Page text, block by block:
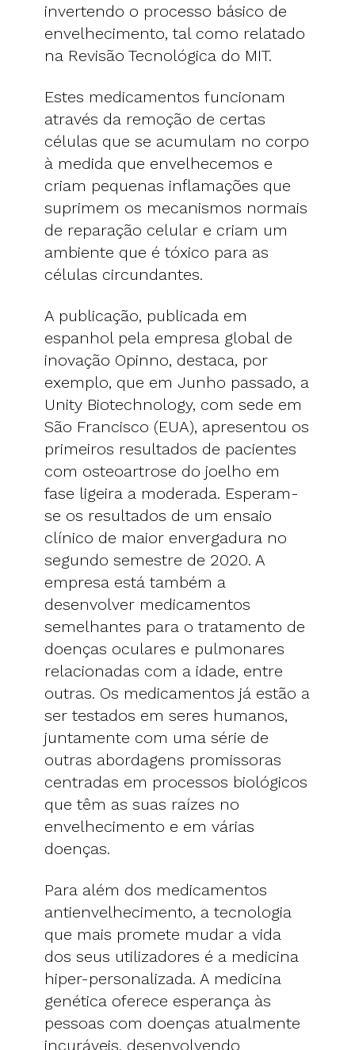
invertendo o processo básico de
envelhecimento, tal como relatado
na Revisão Tecnológica do MIT.
Estes medicamentos funcionam
através da remoção de certas
células que se acumulam no corpo
à medida que envelhecemos e
criam pequenas inflamações que
suprimem os mecanismos normais
de reparação celular e criam um
ambiente que é tóxico para as
células circundantes.
A publicação, publicada em
espanhol pela empresa global de
inovação Opinno, destaca, por
exemplo, que em Junho passado, a
Unity Biotechnology, com sede em
São Francisco (EUA), apresentou os
primeiros resultados de pacientes
com osteoartrose do joelho em
fase ligeira a moderada. Esperam-
se os resultados de um ensaio
clínico de maior envergadura no
segundo semestre de 2020. A
empresa está também a
desenvolver medicamentos
semelhantes para o tratamento de
doenças oculares e pulmonares
relacionadas com a idade, entre
outras. Os medicamentos já estão a
ser testados em seres humanos,
juntamente com uma série de
outras abordagens promissoras
centradas em processos biológicos
que têm as suas raízes no
envelhecimento e em várias
doenças.
Para além dos medicamentos
antienvelhecimento, a tecnologia
que mais promete mudar a vida
dos seus utilizadores é a medicina
hiper-personalizada. A medicina
genética oferece esperança às
pessoas com doenças atualmente
incuráveis, desenvolvendo